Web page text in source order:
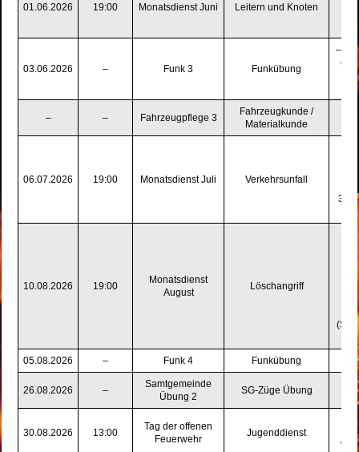
01.06.2026 19:00 Monatsdienst Juni Leitern und Knoten
03.06.2026 – Funk 3 Funkübung
–
– – Fahrzeugpflege 3
Fahrzeugkunde /
Materialkunde
06.07.2026 19:00 Monatsdienst Juli Verkehrsunfall
3.
10.08.2026 19:00
Monatsdienst
August
Löschangriff
05.08.2026 – Funk 4 Funkübung
26.08.2026 –
Samtgemeinde
Übung 2
SG-Züge Übung
30.08.2026 13:00
Tag der offenen
Feuerwehr
Jugenddienst